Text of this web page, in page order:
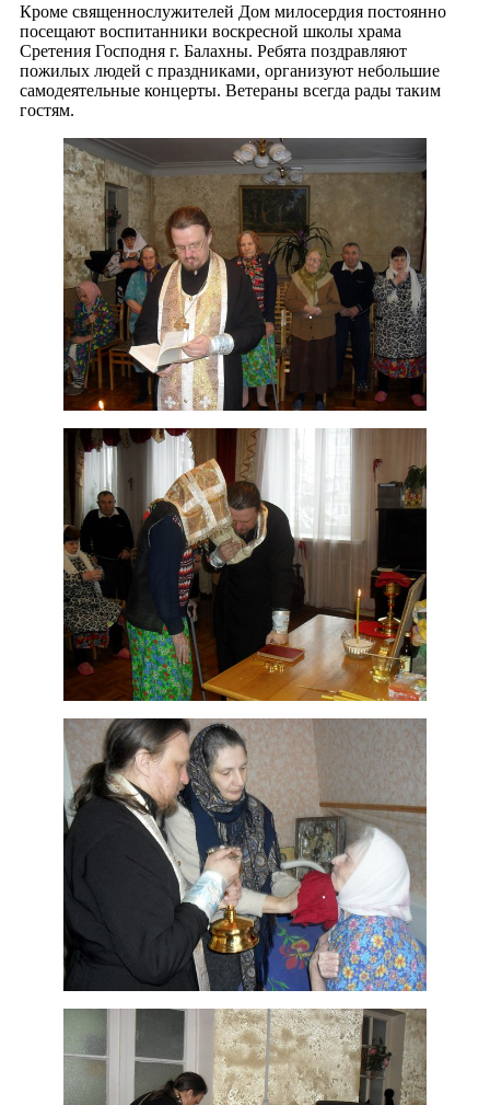
Кроме священнослужителей Дом милосердия постоянно
посещают воспитанники воскресной школы храма
Сретения Господня г. Балахны. Ребята поздравляют
пожилых людей с праздниками, организуют небольшие
самодеятельные концерты. Ветераны всегда рады таким
гостям.